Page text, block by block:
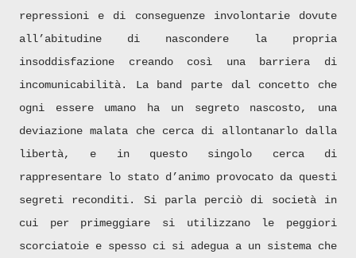
repressioni e di conseguenze involontarie dovute
all’abitudine di nascondere la propria
insoddisfazione creando così una barriera di
incomunicabilità. La band parte dal concetto che
ogni essere umano ha un segreto nascosto, una
deviazione malata che cerca di allontanarlo dalla
libertà, e in questo singolo cerca di
rappresentare lo stato d’animo provocato da questi
segreti reconditi. Si parla perciò di società in
cui per primeggiare si utilizzano le peggiori
scorciatoie e spesso ci si adegua a un sistema che